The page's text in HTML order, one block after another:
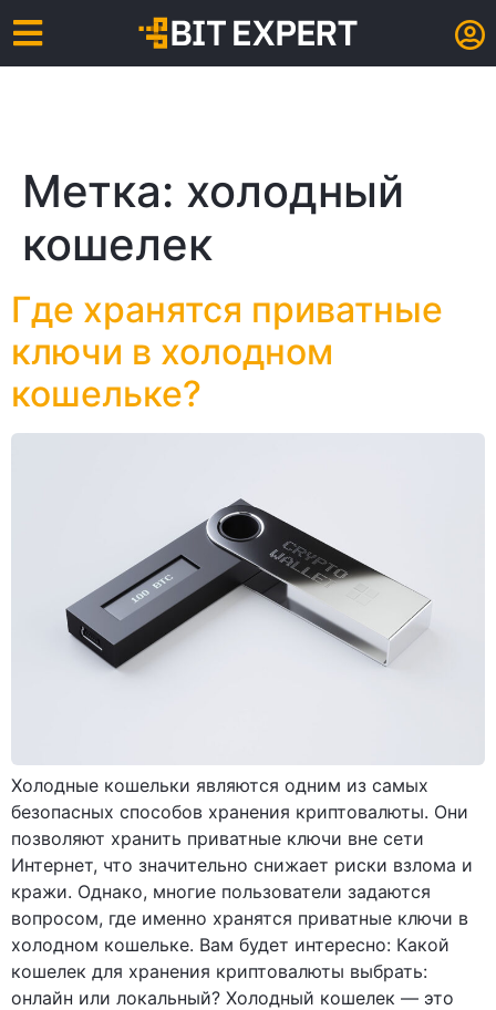
Метка: холодный
кошелек
Где хранятся приватные
ключи в холодном
кошельке?
Холодные кошельки являются одним из самых
безопасных способов хранения криптовалюты. Они
позволяют хранить приватные ключи вне сети
Интернет, что значительно снижает риски взлома и
кражи. Однако, многие пользователи задаются
вопросом, где именно хранятся приватные ключи в
холодном кошельке. Вам будет интересно: Какой
кошелек для хранения криптовалюты выбрать:
онлайн или локальный? Холодный кошелек — это